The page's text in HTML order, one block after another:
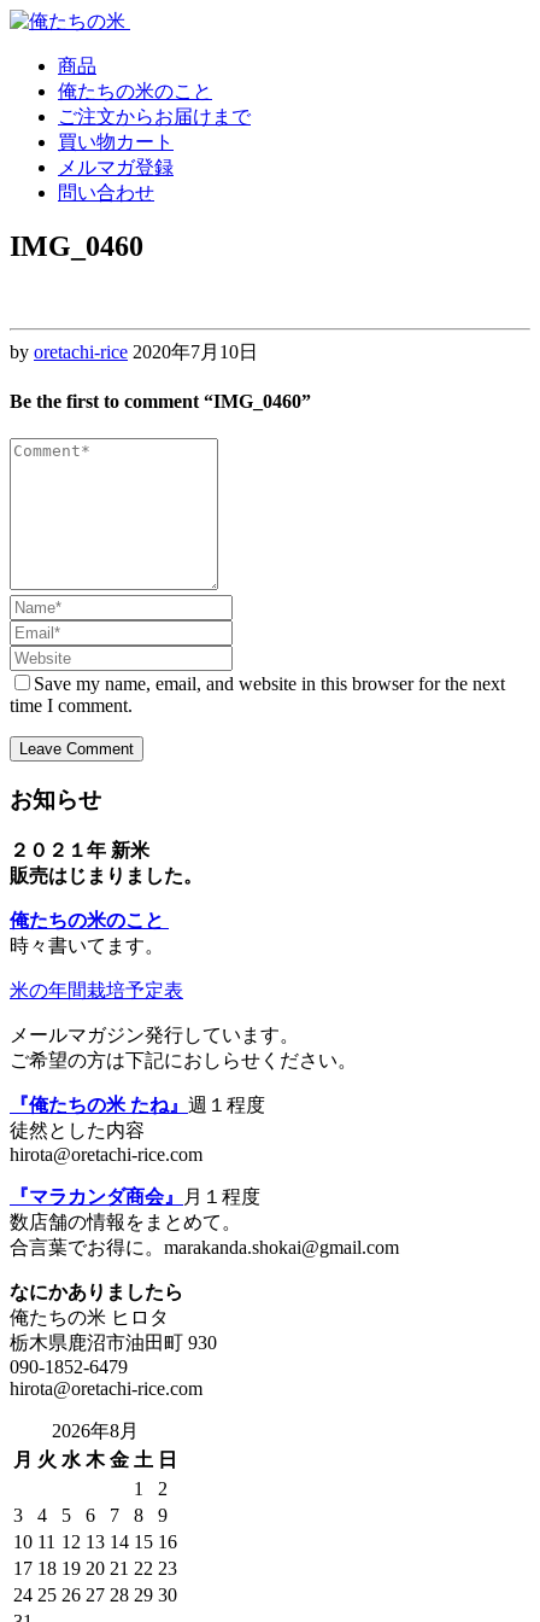
Skip
navigation
Skip
content商品
俺たちの米のこと
ご注文からお届けまで
買い物カート
メルマガ登録
問い合わせ
IMG_0460
by oretachi-rice 2020年7月10日
Be the first to comment “IMG_0460”
Comment
Name
Email
Website
Save my name, email, and website in this browser for the next
time I comment.
お知らせ
２０２１年 新米
販売はじまりました。
俺たちの米のこと
時々書いてます。
米の年間栽培予定表
メールマガジン発行しています。
ご希望の方は下記におしらせください。
『俺たちの米 たね』 週１程度
徒然とした内容
hirota@oretachi-rice.com
『マラカンダ商会』
月１程度
数店舗の情報をまとめて。
合言葉でお得に。marakanda.shokai@gmail.com
なにかありましたら
俺たちの米 ヒロタ
栃木県鹿沼市油田町 930
090-1852-6479
hirota@oretachi-rice.com
2026年8月
月 火 水 木 金 土 日
1
2
3
4 5 6 7 8
9
10 11 12 13 14 15 16
17 18 19 20 21 22 23
24 25 26 27 28 29 30